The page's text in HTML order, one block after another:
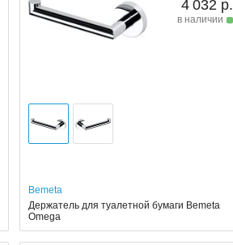
4 032 р.
в наличии
Bemeta
Держатель для туалетной бумаги Bemeta
Omega